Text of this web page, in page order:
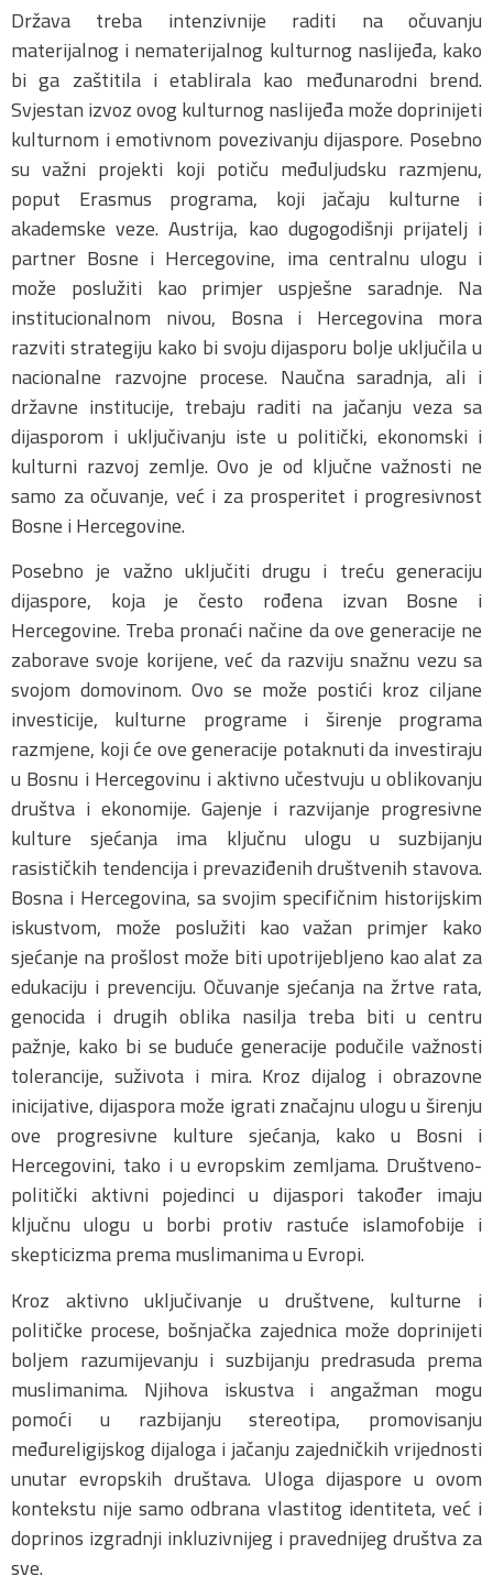
Država treba intenzivnije raditi na očuvanju
materijalnog i nematerijalnog kulturnog naslijeđa, kako
bi ga zaštitila i etablirala kao međunarodni brend.
Svjestan izvoz ovog kulturnog naslijeđa može doprinijeti
kulturnom i emotivnom povezivanju dijaspore. Posebno
su važni projekti koji potiču međuljudsku razmjenu,
poput Erasmus programa, koji jačaju kulturne i
akademske veze. Austrija, kao dugogodišnji prijatelj i
partner Bosne i Hercegovine, ima centralnu ulogu i
može poslužiti kao primjer uspješne saradnje. Na
institucionalnom nivou, Bosna i Hercegovina mora
razviti strategiju kako bi svoju dijasporu bolje uključila u
nacionalne razvojne procese. Naučna saradnja, ali i
državne institucije, trebaju raditi na jačanju veza sa
dijasporom i uključivanju iste u politički, ekonomski i
kulturni razvoj zemlje. Ovo je od ključne važnosti ne
samo za očuvanje, već i za prosperitet i progresivnost
Bosne i Hercegovine.
Posebno je važno uključiti drugu i treću generaciju
dijaspore, koja je često rođena izvan Bosne i
Hercegovine. Treba pronaći načine da ove generacije ne
zaborave svoje korijene, već da razviju snažnu vezu sa
svojom domovinom. Ovo se može postići kroz ciljane
investicije, kulturne programe i širenje programa
razmjene, koji će ove generacije potaknuti da investiraju
u Bosnu i Hercegovinu i aktivno učestvuju u oblikovanju
društva i ekonomije. Gajenje i razvijanje progresivne
kulture sjećanja ima ključnu ulogu u suzbijanju
rasističkih tendencija i prevaziđenih društvenih stavova.
Bosna i Hercegovina, sa svojim specifičnim historijskim
iskustvom, može poslužiti kao važan primjer kako
sjećanje na prošlost može biti upotrijebljeno kao alat za
edukaciju i prevenciju. Očuvanje sjećanja na žrtve rata,
genocida i drugih oblika nasilja treba biti u centru
pažnje, kako bi se buduće generacije podučile važnosti
tolerancije, suživota i mira. Kroz dijalog i obrazovne
inicijative, dijaspora može igrati značajnu ulogu u širenju
ove progresivne kulture sjećanja, kako u Bosni i
Hercegovini, tako i u evropskim zemljama. Društveno-
politički aktivni pojedinci u dijaspori također imaju
ključnu ulogu u borbi protiv rastuće islamofobije i
skepticizma prema muslimanima u Evropi.
Kroz aktivno uključivanje u društvene, kulturne i
političke procese, bošnjačka zajednica može doprinijeti
boljem razumijevanju i suzbijanju predrasuda prema
muslimanima. Njihova iskustva i angažman mogu
pomoći u razbijanju stereotipa, promovisanju
međureligijskog dijaloga i jačanju zajedničkih vrijednosti
unutar evropskih društava. Uloga dijaspore u ovom
kontekstu nije samo odbrana vlastitog identiteta, već i
doprinos izgradnji inkluzivnijeg i pravednijeg društva za
sve.